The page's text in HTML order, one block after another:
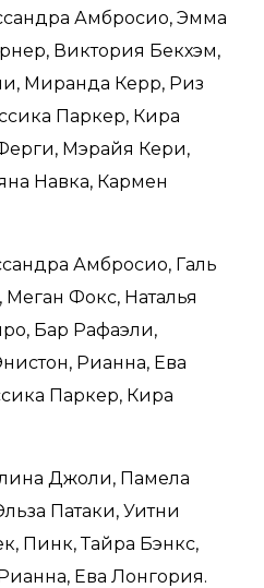
Амбросио, Эмма
Виктория Бекхэм,
Миранда Керр, Риз
Паркер, Кира
Мэрайя Кери,
Навка, Кармен
Амбросио, Галь
Фокс, Наталья
Бар Рафаэли,
Рианна, Ева
Паркер, Кира
Джоли, Памела
Патаки, Уитни
Пинк, Тайра Бэнкс,
Ева Лонгория.